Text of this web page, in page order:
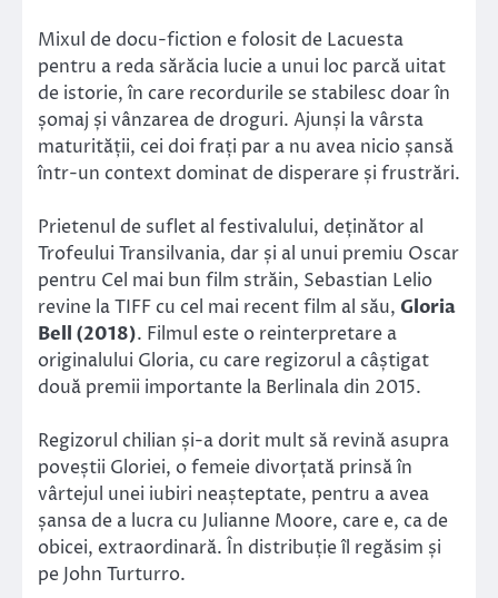
Mixul de docu-fiction e folosit de Lacuesta
pentru a reda sărăcia lucie a unui loc parcă uitat
de istorie, în care recordurile se stabilesc doar în
șomaj și vânzarea de droguri. Ajunși la vârsta
maturității, cei doi frați par a nu avea nicio șansă
într-un context dominat de disperare și frustrări.
Prietenul de suflet al festivalului, deținător al
Trofeului Transilvania, dar și al unui premiu Oscar
pentru Cel mai bun film străin, Sebastian Lelio
revine la TIFF cu cel mai recent film al său, Gloria
Bell (2018). Filmul este o reinterpretare a
originalului Gloria, cu care regizorul a câștigat
două premii importante la Berlinala din 2015.
Regizorul chilian și-a dorit mult să revină asupra
poveștii Gloriei, o femeie divorțată prinsă în
vârtejul unei iubiri neașteptate, pentru a avea
șansa de a lucra cu Julianne Moore, care e, ca de
obicei, extraordinară. În distribuție îl regăsim și
pe John Turturro.